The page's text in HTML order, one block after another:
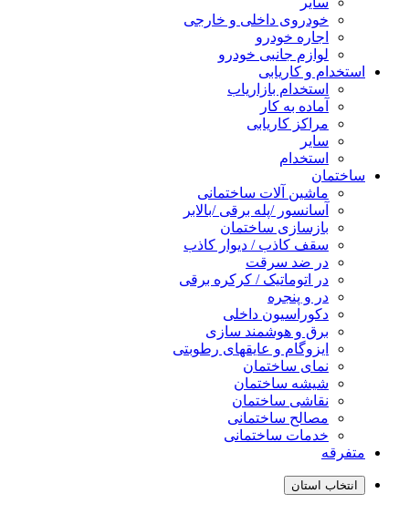
خودروی داخلی و خارجی
اجاره خودرو
لوازم جانبی خودرو
استخدام و کاریابی
استخدام بازاریاب
آماده به کار
مراکز کاریابی
سایر
استخدام
ساختمان
ماشین آلات ساختمانی
آسانسور /پله برقی /بالابر
بازسازی ساختمان
سقف کاذب / دیوار کاذب
در ضد سرقت
در اتوماتیک / کرکره برقی
در و پنجره
دکوراسیون داخلی
برق و هوشمند سازی
ایزوگام و عایقهای رطوبتی
نمای ساختمان
شیشه ساختمان
نقاشی ساختمان
مصالح ساختمانی
خدمات ساختمانی
متفرقه
انتخاب استان